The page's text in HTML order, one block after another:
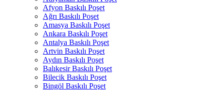
Afyon Baskılı Poşet
Ağrı Baskılı Poşet
Amasya Baskılı Poşet
Ankara Baskılı Poşet
Antalya Baskılı Poşet
Artvin Baskılı Poşet
Aydın Baskılı Poşet
Balıkesir Baskılı Poşet
Bilecik Baskılı Poşet
Bingöl Baskılı Poşet